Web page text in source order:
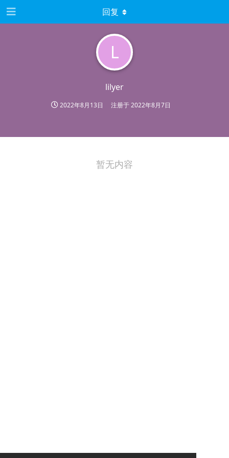
L
lilyer
2022年8月13日 注册于2022年8月7日
回复
暂无内容